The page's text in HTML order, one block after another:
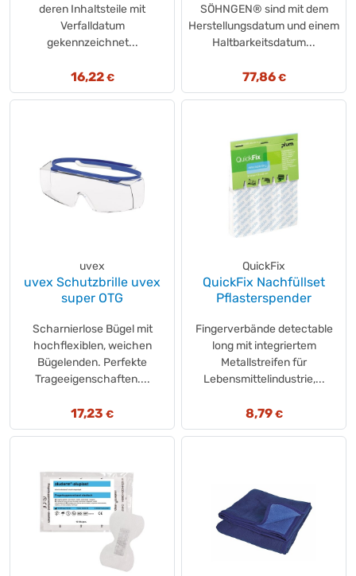
deren Inhaltsteile mit
Verfalldatum
gekennzeichnet...
16,22€
SÖHNGEN® sind mit dem
Herstellungsdatum und einem
Haltbarkeitsdatum...
77,86€
uvex
uvex Schutzbrille uvex
super OTG
Scharnierlose Bügel mit
hochflexiblen, weichen
Bügelenden. Perfekte
Trageeigenschaften....
17,23 €
QuickFix
QuickFix Nachfüllset
Pflasterspender
Fingerverbände detectable
long mit integriertem
Metallstreifen für
Lebensmittelindustrie,...
8,79€